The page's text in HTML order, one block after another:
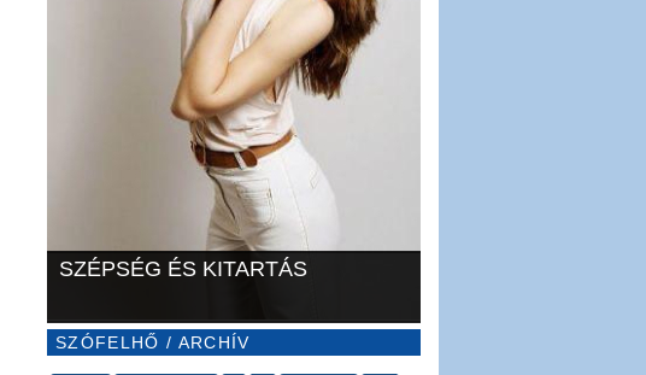
SZÉPSÉG ÉS KITARTÁS
SZÓFELHŐ / ARCHÍV